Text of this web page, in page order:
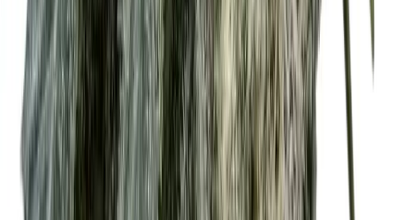
Wissen